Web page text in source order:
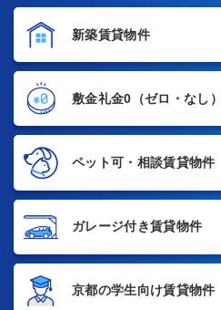
新築賃貸物件
敷金礼金0 （ゼロ・なし
ペット可・相談賃貸物件
ガレージ付き賃貸物件
京都の学生向け賃貸物件